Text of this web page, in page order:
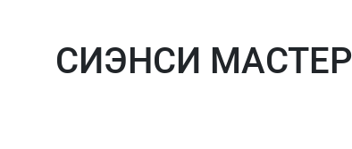
СИЭНСИ МАСТЕР